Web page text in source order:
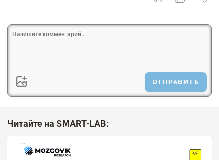
ОТПРАВИТЬ
Читайте на SMART-LAB: